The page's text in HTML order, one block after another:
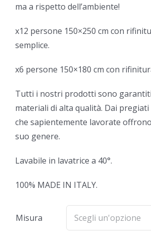
ma a rispetto dell’ambiente!
x12 persone 150×250 cm con
semplice.
x6 persone 150×180 cm con
Tutti i nostri prodotti sono
materiali di alta qualità. Dai
che sapientemente lavorate
suo genere.
Lavabile in lavatrice a 40°.
100% MADE IN ITALY.
Misura